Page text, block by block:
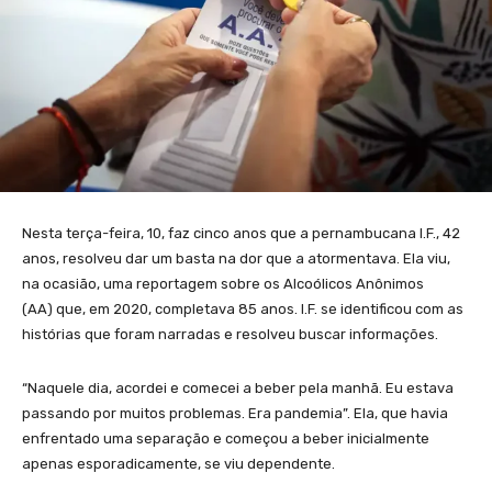
Nesta terça-feira, 10, faz cinco anos que a pernambucana I.F., 42
anos, resolveu dar um basta na dor que a atormentava. Ela viu,
na ocasião, uma reportagem sobre os Alcoólicos Anônimos
(AA) que, em 2020, completava 85 anos. I.F. se identificou com as
histórias que foram narradas e resolveu buscar informações.
“Naquele dia, acordei e comecei a beber pela manhã. Eu estava
passando por muitos problemas. Era pandemia”. Ela, que havia
enfrentado uma separação e começou a beber inicialmente
apenas esporadicamente, se viu dependente.